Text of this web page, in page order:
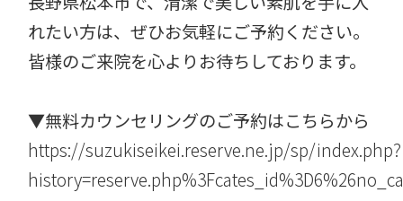
れたい方は、ぜひお気軽にご予約ください。
皆様のご来院を心よりお待ちしております。
▼無料カウンセリングのご予約はこちらから
https://suzukiseikei.reserve.ne.jp/sp/index.php?